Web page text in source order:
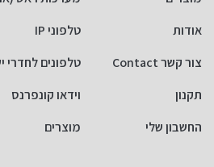
אודות
צור קשר Contact
תקנון
החשבון שלי
טלפוני IP
טלפונים לחדרי
וידאו קונפרנס
מוצרים